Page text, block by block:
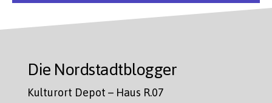
Die Nordstadtblogger
Kulturort Depot – Haus R.07